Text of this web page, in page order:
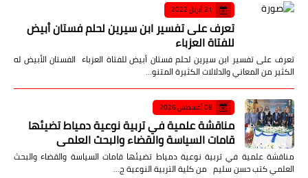
21 أبريل 2022
تعرف على تفسير ابن سيرين لحلم فستان أبيض
للفتاة العزباء
تعرف على تفسير ابن سيرين لحلم فستان أبيض للفتاة العزباء الفستان الأبيض له
الكثير من المعاني والدلالات الكثيرة المتنو…
08 أغسطس 2026
مناقشة علمية في تربية نوعية دمياط تضيئها
قامات السياسة والقضاء والبحث العلمي
مناقشة علمية في تربية نوعية دمياط تضيئها قامات السياسة والقضاء والبحث
العلمي كتب حسن سليم من كلية التربية النوعية ج…